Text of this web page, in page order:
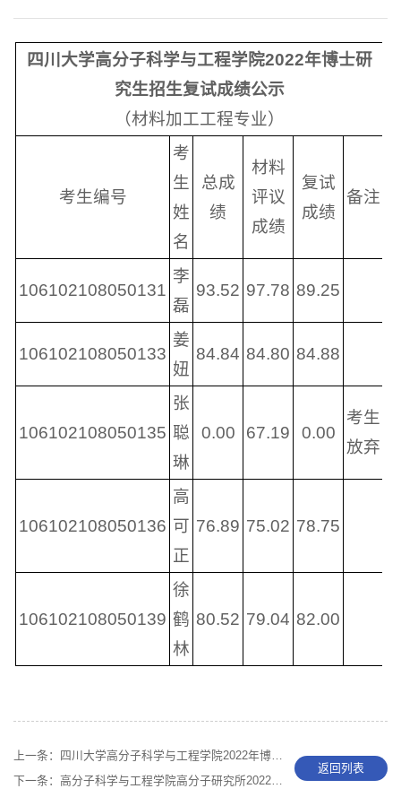
四川大学高分子科学与工程学院2022年博士研
究生招生复试成绩公示
（材料加工工程专业）
考生编号
考
生
姓
名
总成
绩
材料
评议
成绩
复试
成绩
备注
106102108050131
李
磊
93.52 97.78 89.25
106102108050133
姜
妞
84.84 84.80 84.88
106102108050135
张
聪
琳
0.00 67.19 0.00
考生
放弃
106102108050136
高
可
正
76.89 75.02 78.75
106102108050139
徐
鹤
林
80.52 79.04 82.00
上一条：
四川大学高分子科学与工程学院2022年博士研究生招生拟录取名单公示（材料加工工程专业）
下一条： 高分子科学与工程学院高分子研究所2022年博士研究生招生复试成绩公示（材料与化工专业）
返回列表